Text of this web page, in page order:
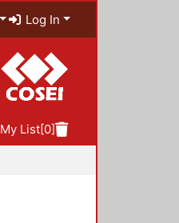
Log In
My List[0]